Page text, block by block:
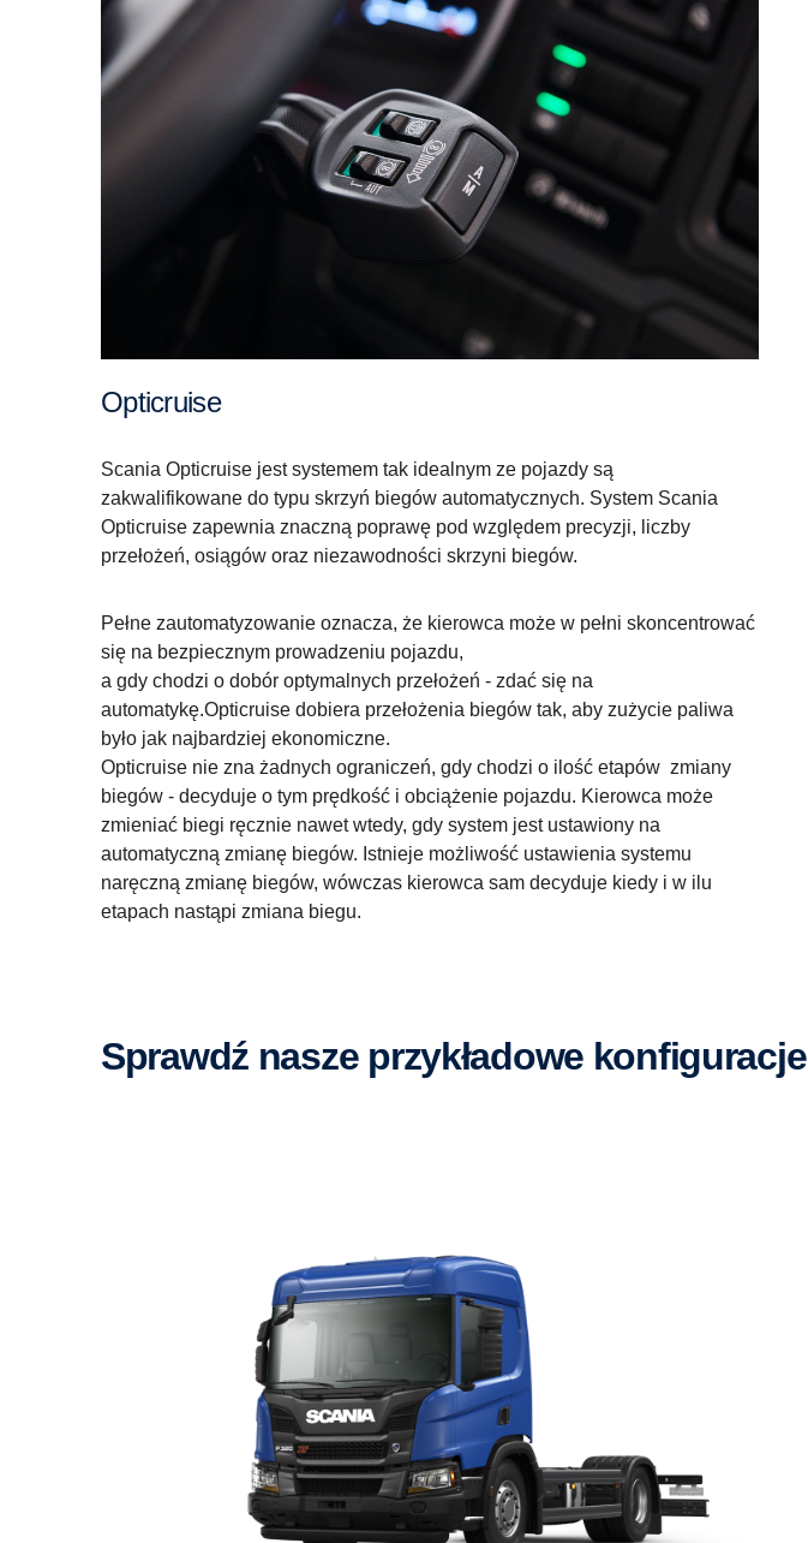
Opticruise
Scania Opticruise jest systemem tak idealnym ze pojazdy są
zakwalifikowane do typu skrzyń biegów automatycznych. System Scania
Opticruise zapewnia znaczną poprawę pod względem precyzji, liczby
przełożeń, osiągów oraz niezawodności skrzyni biegów.
Pełne zautomatyzowanie oznacza, że kierowca może w pełni skoncentrować
się na bezpiecznym prowadzeniu pojazdu,
a gdy chodzi o dobór optymalnych przełożeń - zdać się na
automatykę.Opticruise dobiera przełożenia biegów tak, aby zużycie paliwa
było jak najbardziej ekonomiczne.
Opticruise nie zna żadnych ograniczeń, gdy chodzi o ilość etapów zmiany
biegów - decyduje o tym prędkość i obciążenie pojazdu. Kierowca może
zmieniać biegi ręcznie nawet wtedy, gdy system jest ustawiony na
automatyczną zmianę biegów. Istnieje możliwość ustawienia systemu
naręczną zmianę biegów, wówczas kierowca sam decyduje kiedy i w ilu
etapach nastąpi zmiana biegu.
Sprawdź nasze przykładowe konfiguracje